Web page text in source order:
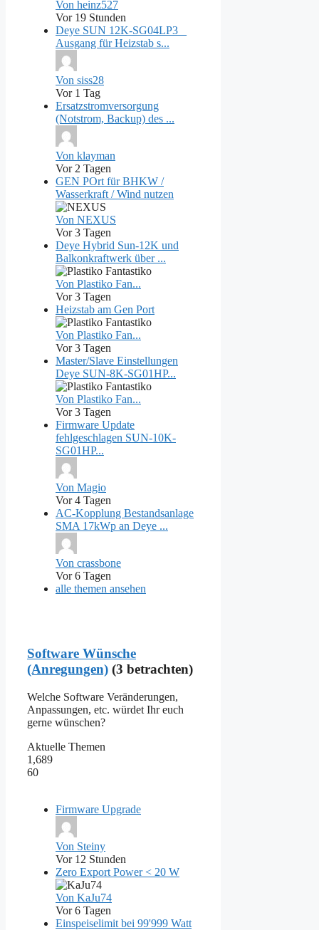
Von heinz527
Vor 19 Stunden
Deye SUN 12K-SG04LP3 _
Ausgang für Heizstab s...
Von siss28
Vor 1 Tag
Ersatzstromversorgung
(Notstrom, Backup) des ...
Von klayman
Vor 2 Tagen
GEN POrt für BHKW /
Wasserkraft / Wind nutzen
Von NEXUS
Vor 3 Tagen
Deye Hybrid Sun-12K und
Balkonkraftwerk über ...
Von Plastiko Fan...
Vor 3 Tagen
Heizstab am Gen Port
Von Plastiko Fan...
Vor 3 Tagen
Master/Slave Einstellungen
Deye SUN-8K-SG01HP...
Von Plastiko Fan...
Vor 3 Tagen
Firmware Update
fehlgeschlagen SUN-10K-
SG01HP...
Von Magio
Vor 4 Tagen
AC-Kopplung Bestandsanlage
SMA 17kWp an Deye ...
Von crassbone
Vor 6 Tagen
alle themen ansehen
Software Wünsche
(Anregungen) (3 betrachten)
Welche Software Veränderungen,
Anpassungen, etc. würdet Ihr euch
gerne wünschen?
Aktuelle Themen
1,689
60
Firmware Upgrade
Von Steiny
Vor 12 Stunden
Zero Export Power < 20 W
Von KaJu74
Vor 6 Tagen
Einspeiselimit bei 99'999 Watt